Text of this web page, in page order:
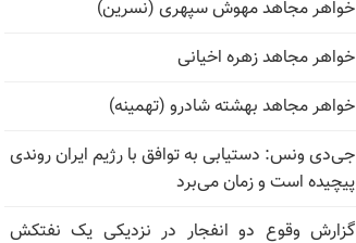
خواهر مجاهد مهوش سپهری (نسرین)
خواهر مجاهد زهره اخیانی
خواهر مجاهد بهشته شادرو (تهمینه)
جی‌دی ونس: دستیابی به توافق با رژیم ایران روندی
پیچیده است و زمان می‌برد
گزارش وقوع دو انفجار در نزدیکی یک نفتکش